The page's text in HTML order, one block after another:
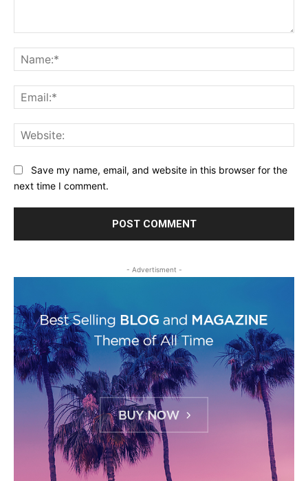
Save my name, email, and website in this browser for the
next time I comment.
- Advertisment -